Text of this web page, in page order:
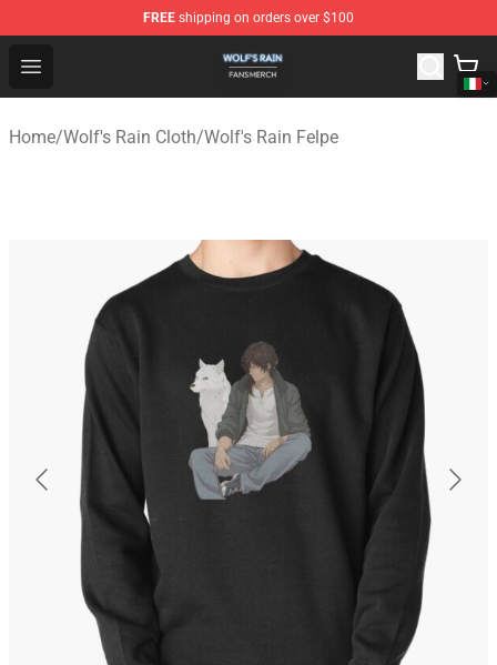
FREE shipping on orders over $100
Open menu
Wolf's Rain Shop - Official Wolf's Rain Merchandise Store
Home/Wolf's Rain Cloth/Wolf's Rain Felpe